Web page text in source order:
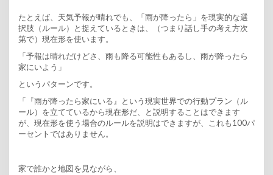
たとえば、天気予報が晴れでも、「雨が降ったら」を現実的な選
択肢（ルール）と捉えているときは、（つまり話し手の考え方次
第で）現在形を使います。
「予報は晴れだけどさ、雨も降る可能性もあるし、雨が降ったら
家にいよう」
というパターンです。
「『雨が降ったら家にいる』という現実世界での行動プラン（ル
ール）を立てているから現在形だ、と説明することはできます
が、現在形を使う場合のルールを説明はできますが、これも100パ
ーセントではありません。
家で誰かと地図を見ながら、